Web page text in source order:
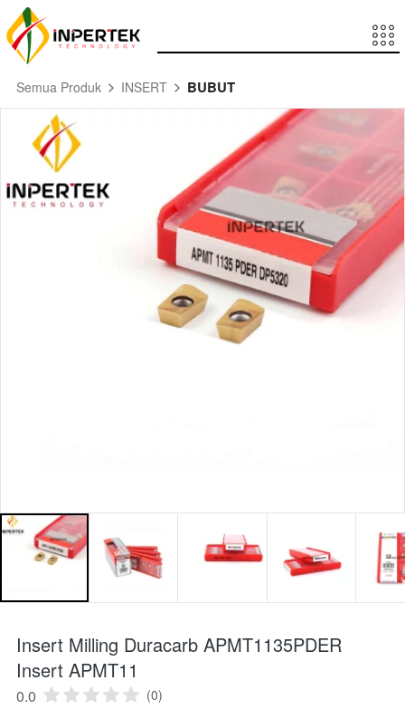
Semua Produk INSERT BUBUT
Insert Milling Duracarb APMT1135PDER
Insert APMT11
0.0 (0)